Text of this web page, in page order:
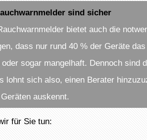
sind sicher
bietet auch die
dass nur rund 40 % der Geräte
oder sogar mangelhaft. Dennoch sind
lohnt sich also, einen Berater
auskennt.
für Sie tun: